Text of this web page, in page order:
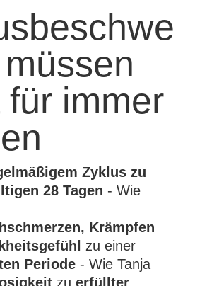
für immer
Zyklus zu
28 Tagen - Wie
Krämpfen
zu einer
Periode- Wie Tanja
zu erfüllter